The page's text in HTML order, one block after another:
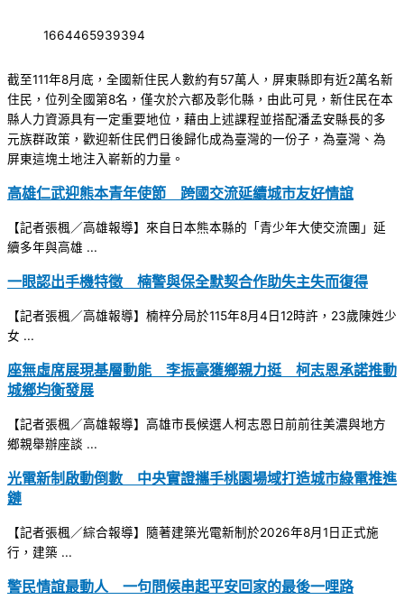
1664465939394
截至111年8月底，全國新住民人數約有57萬人，屏東縣即有近2萬名新
住民，位列全國第8名，僅次於六都及彰化縣，由此可見，新住民在本
縣人力資源具有一定重要地位，藉由上述課程並搭配潘孟安縣長的多
元族群政策，歡迎新住民們日後歸化成為臺灣的一份子，為臺灣、為
屏東這塊土地注入嶄新的力量。
高雄仁武迎熊本青年使節 跨國交流延續城市友好情誼
【記者張楓／高雄報導】來自日本熊本縣的「青少年大使交流團」延
續多年與高雄 ...
一眼認出手機特徵 楠警與保全默契合作助失主失而復得
【記者張楓／高雄報導】楠梓分局於115年8月4日12時許，23歲陳姓少
女 ...
座無虛席展現基層動能 李振豪獲鄉親力挺 柯志恩承諾推動
城鄉均衡發展
【記者張楓／高雄報導】高雄市長候選人柯志恩日前前往美濃與地方
鄉親舉辦座談 ...
光電新制啟動倒數 中央實證攜手桃園場域打造城市綠電推進
鏈
【記者張楓／綜合報導】隨著建築光電新制於2026年8月1日正式施
行，建築 ...
警民情誼最動人 一句問候串起平安回家的最後一哩路